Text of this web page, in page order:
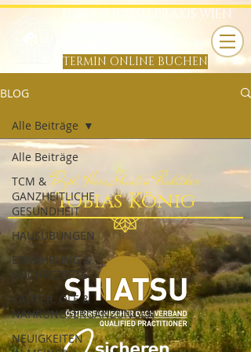
HARA SHIATSU PRAXIS WIEN
TERMIN ONLINE BUCHEN
B
BLOG
Alle Beiträge
TCM &
GANZHEITLICHE
GESUNDHEIT
HAUSÜBUNGEN
ERNÄHRUNG &
KOCHREZEPTE
KÄUTER, ÖLE &
NAHRUNGSERGÄNZUNGEN
NEUIGKEITEN
Alle Beiträge
Dipl. Hara Shiatsu Praktiker
Tobias König